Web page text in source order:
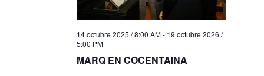
MARQ EN COCENTAINA
14 octubre 2025 / 8:00 AM- 19 octubre 2026 /
5:00 PM